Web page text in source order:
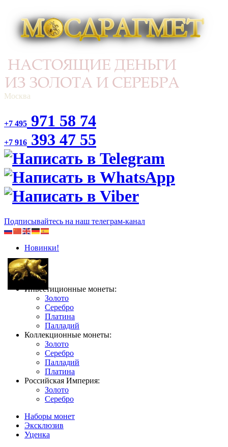
Москва
+7 495 971 58 74
+7 916 393 47 55
Подписывайтесь на наш телеграм-канал
Новинки!
Инвестиционные монеты:
Золото
Серебро
Платина
Палладий
Коллекционные монеты:
Золото
Серебро
Палладий
Платина
Российская Империя:
Золото
Серебро
Наборы монет
Эксклюзив
Уценка